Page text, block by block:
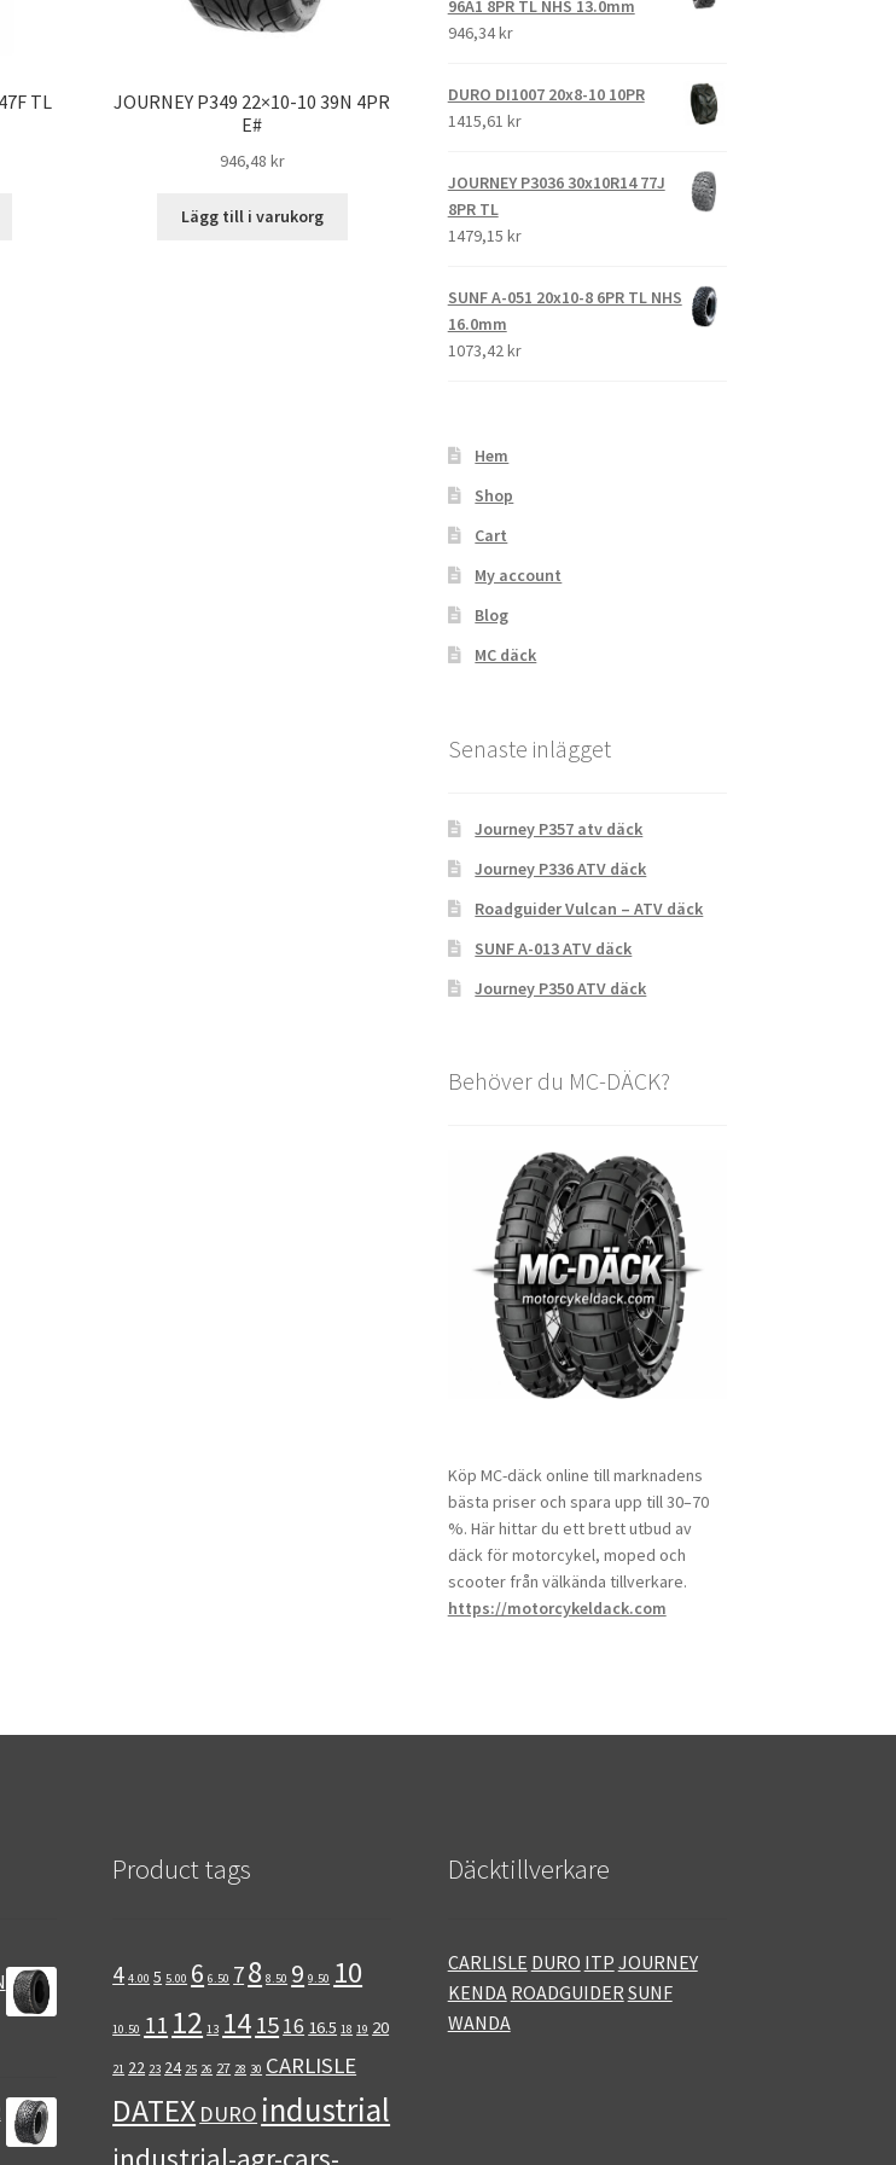
TL
JOURNEY P349 22×10-10 39N 4PR
E#
946,48 kr
Lägg till i varukorg
96A1 8PR TL NHS 13.0mm
946,34 kr
DURO DI1007 20x8-10 10PR
1415,61 kr
JOURNEY P3036 30x10R14 77J
8PR TL
1479,15 kr
SUNF A-051 20x10-8 6PR TL NHS
16.0mm
1073,42 kr
Hem
Shop
Cart
My account
Blog
MC däck
Senaste inlägget
Journey P357 atv däck
Journey P336 ATV däck
Roadguider Vulcan – ATV däck
SUNF A-013 ATV däck
Journey P350 ATV däck
Behöver du MC-DÄCK?
Köp MC-däck online till marknadens
bästa priser och spara upp till 30–70
%. Här hittar du ett brett utbud av
däck för motorcykel, moped och
scooter från välkända tillverkare.
https://motorcykeldack.com
Product tags
4 4.00 5 5.00 6 6.50 78 8.50 9 9.50 10
10.50 11 12 13 141516 16.5 18 19 20
21 22 23 24 25 26 27 28 30 CARLISLE
DATEX DURO industrial
industrial-agr-cars-
Däcktillverkare
CARLISLE DURO ITP JOURNEY
KENDA ROADGUIDER SUNF
WANDA